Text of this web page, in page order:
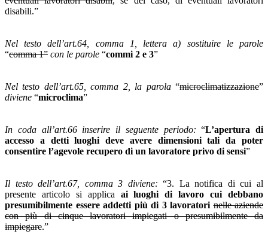
disabili.”
Nel testo dell’art.64, comma 1, lettera a) sostituire le parole
“comma 1” con le parole “commi 2 e 3”
Nel testo dell’art.65, comma 2, la parola“microclimatizzazione”
diviene “microclima”
In coda all’art.66 inserire il seguente periodo: “L’apertura di
accesso a detti luoghi deve avere dimensioni tali da poter
consentire l’agevole recupero di un lavoratore privo di sensi”
Il testo dell’art.67, comma 3 diviene: “3. La notifica di cui al
presente articolo si applica ai luoghi di lavoro cui debbano
presumibilmente essere addetti più di 3 lavoratorinelle aziende
con più di cinque lavoratori impiegati o presumibilmente da
impiegare.”